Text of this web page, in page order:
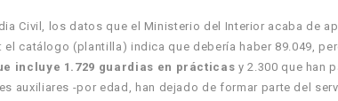
Civil, los datos que el Ministerio del Interior acaba de
el catálogo (plantilla) indica que debería haber 89.049,
incluye 1.729 guardias en prácticasy 2.300 que han
auxiliares -por edad, han dejado de formar parte del